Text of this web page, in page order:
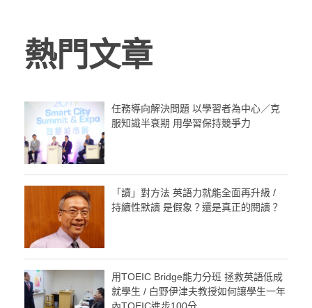
熱門文章
任務導向解決問題 以學習者為中心／克
服知識半衰期 用學習保持競爭力
「讀」對方法 英語力就能全面再升級 /
持續性默讀 是假象？還是真正的閱讀？
用TOEIC Bridge能力分班 拯救英語低成
就學生 / 白野伊津夫教授如何讓學生一年
內TOEIC進步100分